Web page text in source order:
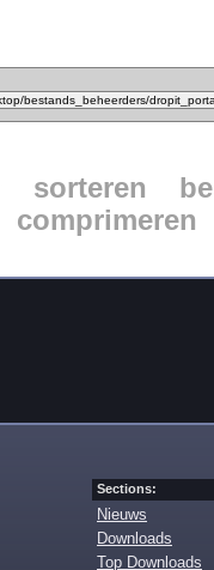
sorteren
comprimeren
Sections:
Nieuws
Downloads
Top Downloads